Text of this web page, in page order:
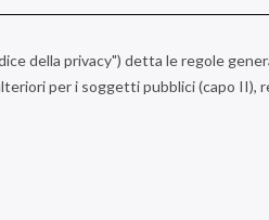
della privacy") detta le regole
per i soggetti pubblici (capo II),